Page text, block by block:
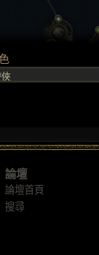
論壇
論壇首頁
搜尋